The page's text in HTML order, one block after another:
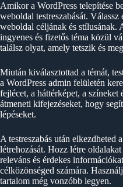
Amikor a WordPress telepítése
weboldal testreszabását.
weboldal céljának és stílusának.
ingyenes és fizetős téma közül
találsz olyat, amely tetszik és
Miután kiválasztottad a témát,
a WordPress admin felületén
fejlécet, a háttérképet, a színeket
átmeneti kifejezéseket, hogy
lépéseket.
A testreszabás után elkezdheted
létrehozását. Hozz létre
releváns és érdekes
célközönséged számára.
tartalom még vonzóbb legyen.